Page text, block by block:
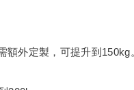
額外定製，可提升到150kg